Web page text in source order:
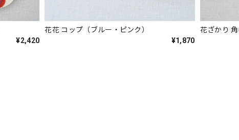
¥2,420
花花 コップ（ブルー・ピンク）
¥1,870
花ざかり